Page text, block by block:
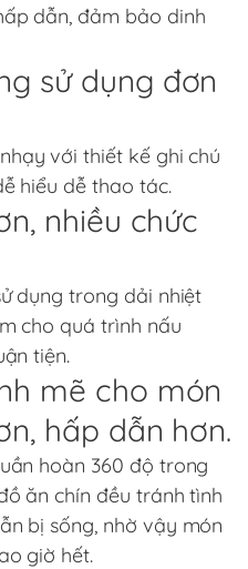
dẫn, đảm bảo dinh
sử dụng đơn
với thiết kế ghi chú
hiểu dễ thao tác.
nhiều chức
dụng trong dải nhiệt
cho quá trình nấu
tiện.
mẽ cho món
hấp dẫn hơn.
hoàn 360 độ trong
ăn chín đều tránh tình
bị sống, nhờ vậy món
giờ hết.